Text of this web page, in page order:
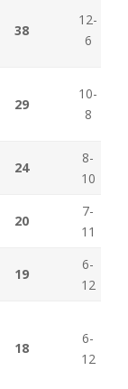
38
12-
6
29
10-
8
24
8-
10
20
7-
11
19
6-
12
18
6-
12